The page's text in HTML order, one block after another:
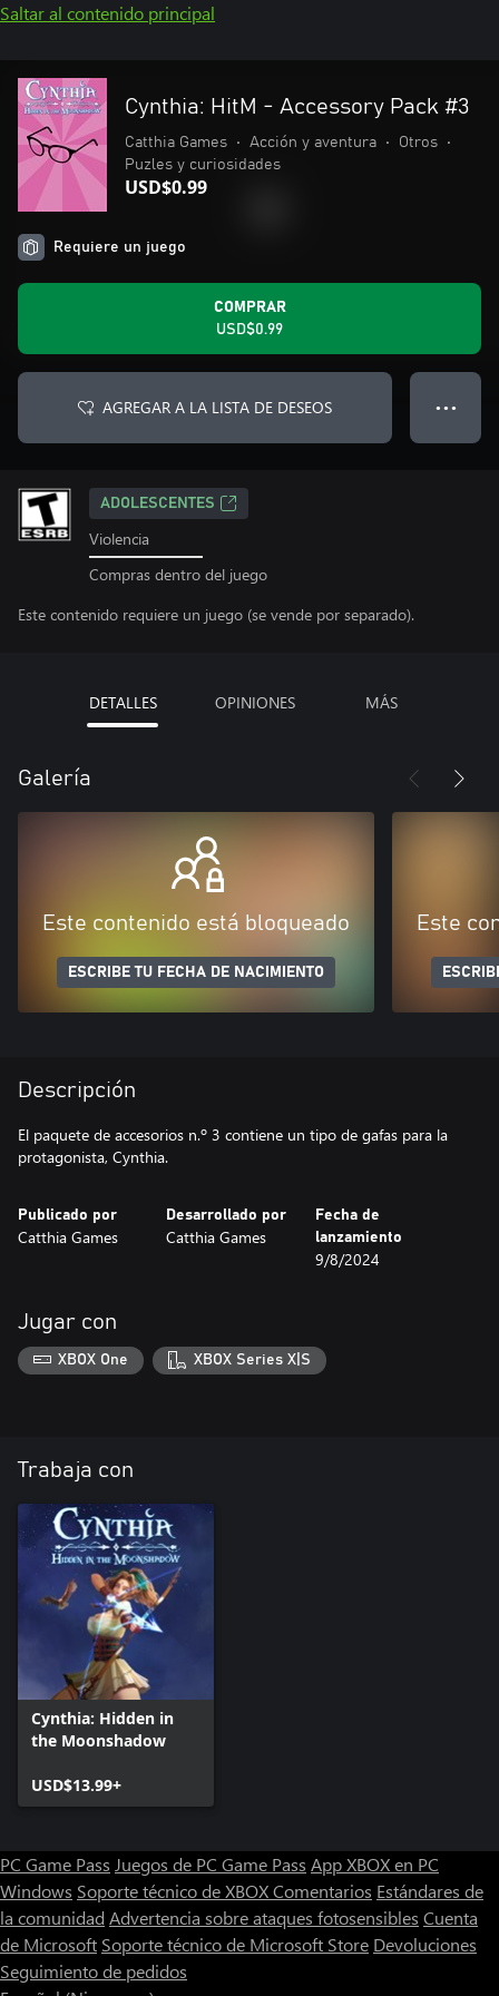
Saltar al contenido principal
Cynthia: HitM - Accessory Pack #3
Catthia Games • Acción y aventura • Otros
•
Puzles y curiosidades
USD$0.99
Requiere un juego
COMPRAR
USD$0.99
AGREGAR A LA LISTA DE DESEOS ● ● ●
ADOLESCENTES
Violencia
Compras dentro del juego
Este contenido requiere un juego (se vende por separado).
DETALLES OPINIONES MÁS
Galería
Este contenido está bloqueado
ESCRIBE TU FECHA DE NACIMIENTO
Este
Descripción
El paquete de accesorios n.º 3 contiene un tipo de gafas para la
protagonista, Cynthia.
Publicado por
Catthia Games
Desarrollado por
Catthia Games
Fecha de
lanzamiento
9/8/2024
Jugar con
XBOX One XBOX Series X|S
Trabaja con
Cynthia: Hidden in
the Moonshadow
USD$13.99+
PC Game Pass Juegos de PC Game Pass App XBOX en PC
Windows Soporte técnico de XBOXComentarios Estándares de
la comunidad Advertencia sobre ataques fotosensibles Cuenta
de Microsoft Soporte técnico de Microsoft Store Devoluciones
Seguimiento de pedidos